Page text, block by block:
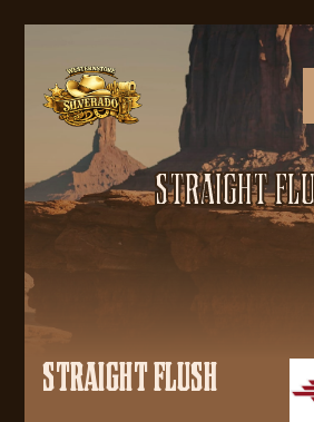
STRAIGHT
STRAIGHT FLUSH